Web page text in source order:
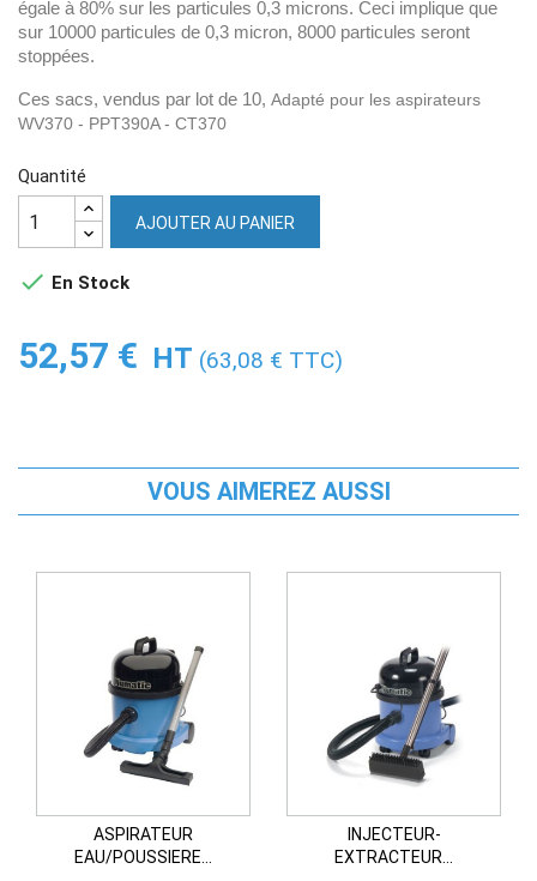
égale à 80% sur les particules 0,3 microns. Ceci implique que
sur 10000 particules de 0,3 micron, 8000 particules seront
stoppées.
Ces sacs, vendus par lot de 10, Adapté pour les aspirateurs
WV370 - PPT390A - CT370
Quantité
AJOUTER AU PANIER
 En Stock
52,57 € HT (63,08 € TTC)
VOUS AIMEREZ AUSSI
ASPIRATEUR
EAU/POUSSIERE...
INJECTEUR-
EXTRACTEUR...